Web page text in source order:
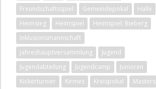
Freundschaftsspiel
Gemeindepokal
Halle
Heimsieg
Heimspiel
Heimspiel; Bieberg
Inklusionsmannschaft
Jahreshauptversammlung
Jugend
Jugendabteilung
Jugendcamp
Junioren
Kickerturnier
Kirmes Kreispokal
Masters